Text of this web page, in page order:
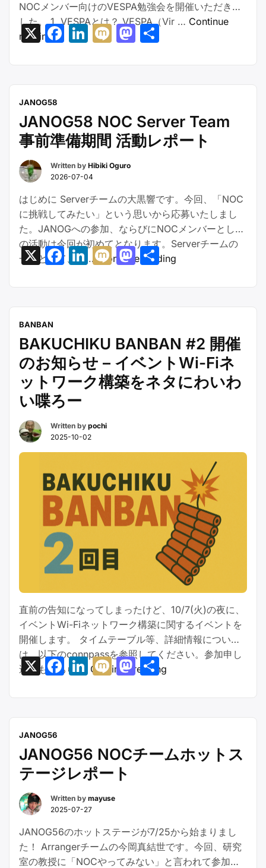
参
加
レ
NOCメンバー向けのVESPA勉強会を開催いただきま
した。 1. VESPAとは？ VESPA（Vir … Continue
reading“JANOG58
強
会
告”
X Facebook
LinkedIn
MixiMastodon
共
JANOG58
JANOG58 NOC Server Team
事前準備期間 活動レポート
Written by Hibiki Oguro
2026-07-04
はじめに Serverチームの大黒響です。今回、「NOC
に挑戦してみたい」という思いから応募いたしまし
た。JANOGへの参加、ならびにNOCメンバーとして
の活動は今回が初めてとなります。Serverチームの
一員として、日 …Continue reading
準
備
期
間
ポ
ト”
X Facebook
LinkedIn
MixiMastodon
共
BANBAN
BAKUCHIKU BANBAN #2 開催
のお知らせ – イベントWi-Fiネ
ットワーク構築をネタにわいわ
い喋ろー
Written by pochi
2025-10-02
直前の告知になってしまったけど、10/7(火)の夜に、
イベントWi-Fiネットワーク構築に関するイベントを
開催します。 タイムテーブル等、詳細情報について
は、以下のconnpassを参照してください。参加申し
込みもこちら … Continue reading
お
イ
ベ
ン
X Facebook
LinkedIn
MixiMastodon
共
JANOG56
JANOG56 NOCチームホットス
テージレポート
Written by mayuse
2025-07-27
JANOG56のホットステージが7/25から始まりまし
た！ Arrangerチームの今岡真結世です。今回、研究
室の教授に「NOCやってみない」と言われて参加し